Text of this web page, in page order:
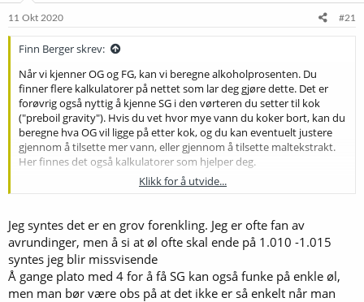
a
r
t
e
a
o
11 Okt 2020 #21
Finn Berger skrev:
Når vi kjenner OG og FG, kan vi beregne alkoholprosenten. Du
finner flere kalkulatorer på nettet som lar deg gjøre dette. Det er
forøvrig også nyttig å kjenne SG i den vørteren du setter til kok
("preboil gravity"). Hvis du vet hvor mye vann du koker bort, kan du
beregne hva OG vil ligge på etter kok, og du kan eventuelt justere
gjennom å tilsette mer vann, eller gjennom å tilsette maltekstrakt.
Her finnes det også kalkulatorer som hjelper deg.
Profesjonelle bryggere bruker gjerne Plato-grader i stedet for SG. De
blir 1.048.
Klikk for å utvide...
Jeg syntes det er en grov forenkling. Jeg er ofte fan av
avrundinger, men å si at øl ofte skal ende på 1.010 -1.015
syntes jeg blir missvisende
Å gange plato med 4 for å få SG kan også funke på enkle øl,
men man bør være obs på at det ikke er så enkelt når man